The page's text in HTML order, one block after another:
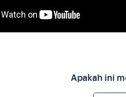
Apakah ini